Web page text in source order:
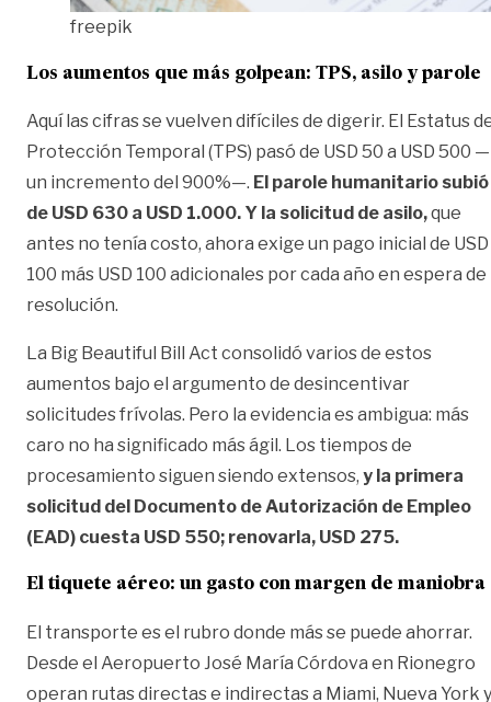
freepik
Los aumentos que más golpean: TPS, asilo y parole
Aquí las cifras se vuelven difíciles de digerir. El Estatus
Protección Temporal (TPS) pasó de USD 50 a USD 500 —
un incremento del 900%—. El parole humanitario subió
de USD 630 a USD 1.000. Y la solicitud de asilo,que
antes no tenía costo, ahora exige un pago inicial de USD
100 más USD 100 adicionales por cada año en espera de
resolución.
La Big Beautiful Bill Act consolidó varios de estos
aumentos bajo el argumento de desincentivar
solicitudes frívolas. Pero la evidencia es ambigua: más
caro no ha significado más ágil. Los tiempos de
procesamiento siguen siendo extensos, y la primera
solicitud del Documento de Autorización de Empleo
(EAD) cuesta USD 550; renovarla, USD 275.
El tiquete aéreo: un gasto con margen de maniobra
El transporte es el rubro donde más se puede ahorrar.
Desde el Aeropuerto José María Córdova en Rionegro
operan rutas directas e indirectas a Miami, Nueva York y